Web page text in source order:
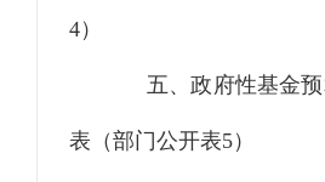
4）
五、政府性基金
表 （部门公开表5）